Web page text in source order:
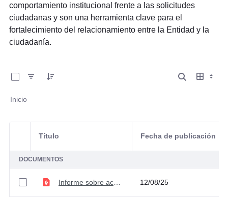
comportamiento institucional frente a las solicitudes
ciudadanas y son una herramienta clave para el
fortalecimiento del relacionamiento entre la Entidad y la
ciudadanía.
Inicio
Selección del elemento
Título Fecha de publicación
DOCUMENTOS
Informe sobre acceso a información, quejas y reclamos - Segundo trimestre - 2021 12/08/25